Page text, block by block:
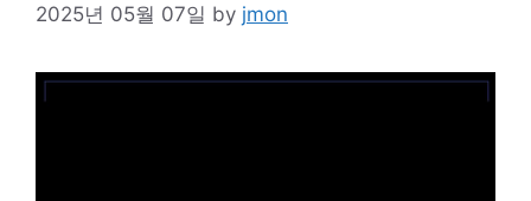
2025년 05월 07일 by jmon